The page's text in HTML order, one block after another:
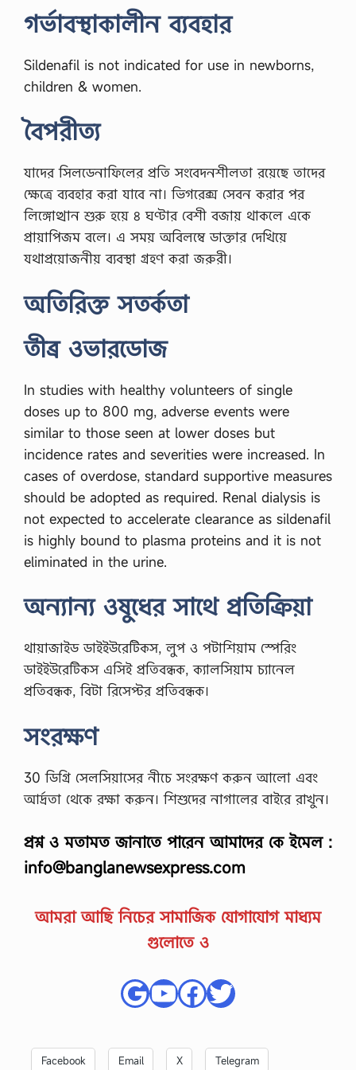
ল
গর্ভাবস্থাকালীন ব্যবহার
Sildenafil is not indicated for use in newborns,
children & women.
বৈপরীত্য
যাদের সিলডেনাফিলের প্রতি সংবেদনশীলতা রয়েছে তাদের
ক্ষেত্রে ব্যবহার করা যাবে না। ভিগরেক্স সেবন করার পর
লিঙ্গোত্থান শুরু হয়ে ৪ ঘণ্টার বেশী বজায় থাকলে একে
প্রায়াপিজম বলে। এ সময় অবিলম্বে ডাক্তার দেখিয়ে
যথাপ্রয়োজনীয় ব্যবস্থা গ্রহণ করা জরুরী।
অতিরিক্ত সতর্কতা
তীব্র ওভারডোজ
In studies with healthy volunteers of single
doses up to 800 mg, adverse events were
similar to those seen at lower doses but
incidence rates and severities were increased. In
cases of overdose, standard supportive measures
should be adopted as required. Renal dialysis is
not expected to accelerate clearance as sildenafil
is highly bound to plasma proteins and it is not
eliminated in the urine.
অন্যান্য ওষুধের সাথে প্রতিক্রিয়া
থায়াজাইড ডাইইউরেটিকস, লুপ ও পটাশিয়াম স্পেরিং
ডাইইউরেটিকস এসিই প্রতিবন্ধক, ক্যালসিয়াম চ্যানেল
প্রতিবন্ধক, বিটা রিসেপ্টর প্রতিবন্ধক।
সংরক্ষণ
30 ডিগ্রি সেলসিয়াসের নীচে সংরক্ষণ করুন আলো এবং
আর্দ্রতা থেকে রক্ষা করুন। শিশুদের নাগালের বাইরে রাখুন।
প্রশ্ন ও মতামত জানাতে পারেন আমাদের কে ইমেল :
info@banglanewsexpress.com
আমরা আছি নিচের সামাজিক যোগাযোগ মাধ্যম
গুলোতে ও
Google
YouTube
Facebook
Twitter
Facebook Email X Telegram